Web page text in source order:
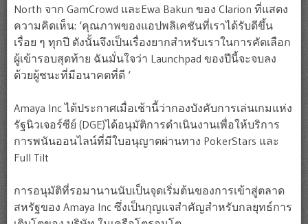
North จาก GamCrowd และEwa Bakun ของ Clarion ที่แสดง
ความคิดเห็น: ‘คุณภาพของแอปพลิเคชันที่เราได้รับดีขึ้น
เรื่อย ๆ ทุกปี ดังนั้นจึงเป็นเรื่องยากสำหรับเราในการคัดเลือก
ผู้เข้ารอบสุดท้าย ฉันมั่นใจว่า Launchpad ของปีนี้จะจบลง
ด้วยผู้ชนะที่มีอนาคตที่ดี ‘
Amaya Inc ได้ประกาศเมื่อเช้านี้ว่ากองบังคับการเล่นเกมแห่ง
รัฐนิวเจอร์ซีย์ (DGE)ได้อนุมัติการดำเนินงานเพื่อให้บริการ
การพนันออนไลน์ที่มีใบอนุญาตผ่านทาง PokerStars และ
Full Tilt
การอนุมัติที่รอมานานนับเป็นจุดเริ่มต้นของการเข้าสู่ตลาด
สหรัฐของ Amaya Inc ซึ่งเป็นกุญแจสำคัญสำหรับกลยุทธ์การ